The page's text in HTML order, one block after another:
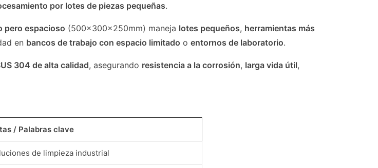
por lotes de piezas pequeñas.
pero espacioso (500x300x250mm) maneja lotes pequeños, herramientas más
en bancos de trabajo con espacio limitado oentornos de laboratorio.
304 de alta calidad, asegurando resistencia a la corrosión, larga vida útil,
/ Palabras clave
de limpieza industrial